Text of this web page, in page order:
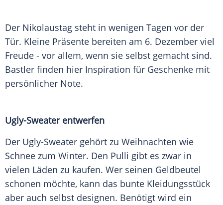
Der Nikolaustag steht in wenigen Tagen vor der
Tür. Kleine Präsente bereiten am 6. Dezember viel
Freude - vor allem, wenn sie selbst gemacht sind.
Bastler finden hier Inspiration für Geschenke mit
persönlicher Note.
Ugly-Sweater entwerfen
Der Ugly-Sweater gehört zu Weihnachten wie
Schnee zum Winter. Den Pulli gibt es zwar in
vielen Läden zu kaufen. Wer seinen Geldbeutel
schonen möchte, kann das bunte Kleidungsstück
aber auch selbst designen. Benötigt wird ein